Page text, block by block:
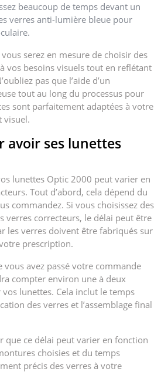
beaucoup de temps devant un
verres anti-lumière bleue pour
serez en mesure de choisir des
vos besoins visuels tout en reflétant
pas que l’aide d’un
tout au long du processus pour
sont parfaitement adaptées à votre
visuel.
avoir ses lunettes
lunettes Optic 2000 peut varier en
Tout d’abord, cela dépend du
commandez. Si vous choisissez des
verres correcteurs, le délai peut être
les verres doivent être fabriqués sur
prescription.
vous avez passé votre commande
compter environ une à deux
lunettes. Cela inclut le temps
des verres et l’assemblage final
que ce délai peut varier en fonction
choisies et du temps
précis des verres à votre